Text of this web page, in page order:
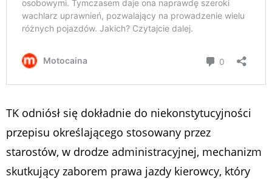
TK odniósł się dokładnie do niekonstytucyjności
przepisu określającego stosowany przez
starostów, w drodze administracyjnej, mechanizm
skutkujący zaborem prawa jazdy kierowcy, który